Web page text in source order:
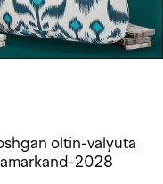
oltin-valyuta
2028